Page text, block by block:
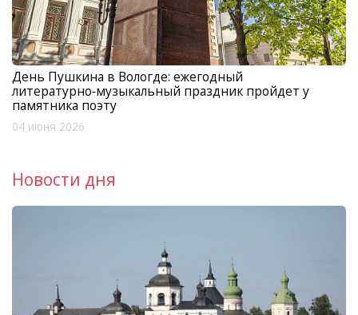
День Пушкина в Вологде: ежегодный
литературно‑музыкальный праздник пройдет у
памятника поэту
04 июня 2026
Новости дня